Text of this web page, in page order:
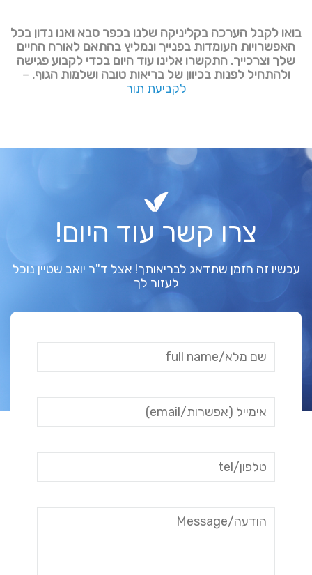
בואו לקבל הערכה בקליניקה שלנו בכפר סבא ואנו נדון בכל
האפשרויות העומדות בפנייך ונמליץ בהתאם לאורח החיים
שלך וצרכייך. התקשרו אלינו עוד היום בכדי לקבוע פגישה
ולהתחיל לפנות בכיוון של בריאות טובה ושלמות הגוף. –
לקביעת תור
צרו קשר עוד היום!
עכשיו זה הזמן שתדאג לבריאותך! אצל ד"ר יואב שטיין נוכל
לעזור לך